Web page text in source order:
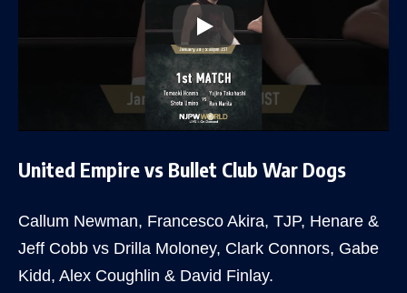
United Empire vs Bullet Club War Dogs
Callum Newman, Francesco Akira, TJP, Henare &
Jeff Cobb vs Drilla Moloney, Clark Connors, Gabe
Kidd, Alex Coughlin & David Finlay.